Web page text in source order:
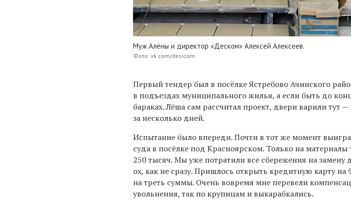
Муж Алёны и директор «Деском» Алексей Алексеев.
Фото: vk.com/desicom
Первый тендер был в посёлке Ястребово Ачинского
в подъездах муниципального жилья, а если быть до
бараках. Лёша сам рассчитал проект, двери варили тут
за несколько дней.
Испытание было впереди. Почти в тот же момент
суда в посёлке под Красноярском. Только на материалы
250 тысяч. Мы уже потратили все сбережения на замену
ох, как не сразу. Пришлось открыть кредитную карту на
на треть суммы. Очень вовремя мне перевели
увольнения, так по крупицам и выкарабкались.